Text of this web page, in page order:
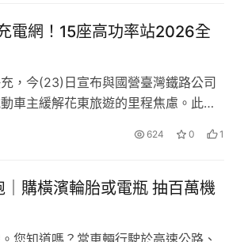
擎，兼具充足扭力與節能表現；其中
II亦標配駕駛座SRS輔助氣囊、塑
控制系統、HAC斜坡起步輔助系統等
包含常溫廂與升降尾門等客製化配
更具效率，其中常溫廂最快兩週、升
電網！15座高功率站2026全
，今(23)日宣布與國營臺灣鐵路公司
車主緩解花東旅遊的里程焦慮。此
站點，穩健邁向2027年全台1,000站目
624 0 1
購橫濱輪胎或電瓶 抽百萬機